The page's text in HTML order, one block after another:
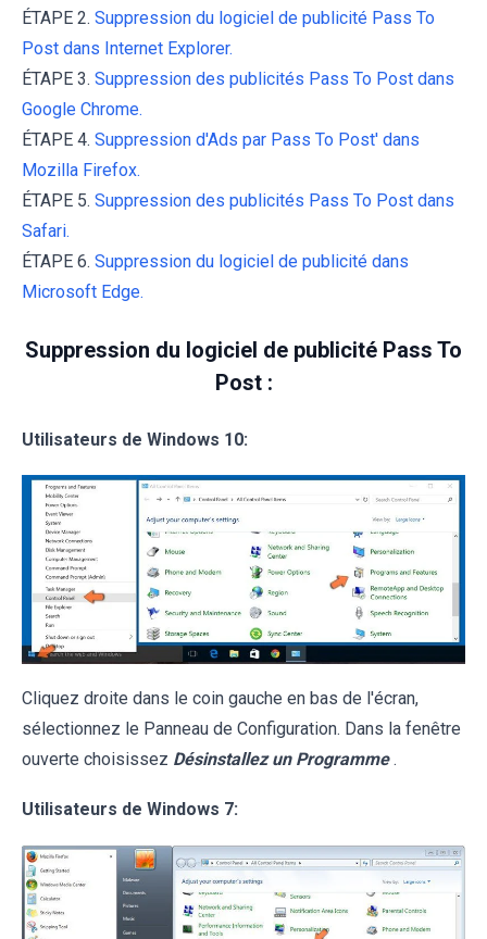
ÉTAPE 2. Suppression du logiciel de publicité Pass To
Post dans Internet Explorer.
ÉTAPE 3. Suppression des publicités Pass To Post dans
Google Chrome.
ÉTAPE 4. Suppression d'Ads par Pass To Post' dans
Mozilla Firefox.
ÉTAPE 5. Suppression des publicités Pass To Post dans
Safari.
ÉTAPE 6. Suppression du logiciel de publicité dans
Microsoft Edge.
Suppression du logiciel de publicité Pass To
Post :
Utilisateurs de Windows 10:
Cliquez droite dans le coin gauche en bas de l'écran,
sélectionnez le Panneau de Configuration. Dans la fenêtre
ouverte choisissez Désinstallez un Programme .
Utilisateurs de Windows 7: